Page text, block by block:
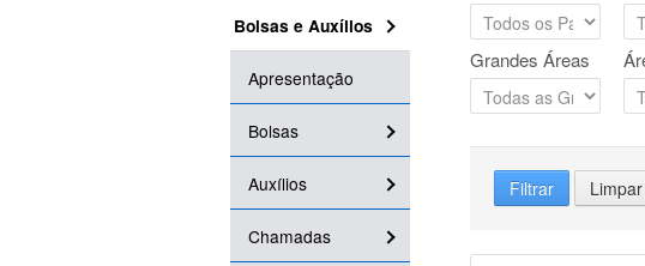
Bolsas e Auxílios
Apresentação
Bolsas
Auxílios
Chamadas
Grandes Áreas
Filtrar